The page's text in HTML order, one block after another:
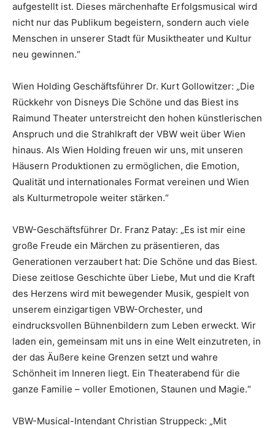
aufgestellt ist. Dieses märchenhafte Erfolgsmusical wird
nicht nur das Publikum begeistern, sondern auch viele
Menschen in unserer Stadt für Musiktheater und Kultur
neu gewinnen.“
Wien Holding Geschäftsführer Dr. Kurt Gollowitzer: „Die
Rückkehr von Disneys Die Schöne und das Biest ins
Raimund Theater unterstreicht den hohen künstlerischen
Anspruch und die Strahlkraft der VBW weit über Wien
hinaus. Als Wien Holding freuen wir uns, mit unseren
Häusern Produktionen zu ermöglichen, die Emotion,
Qualität und internationales Format vereinen und Wien
als Kulturmetropole weiter stärken.“
VBW-Geschäftsführer Dr. Franz Patay: „Es ist mir eine
große Freude ein Märchen zu präsentieren, das
Generationen verzaubert hat: Die Schöne und das Biest.
Diese zeitlose Geschichte über Liebe, Mut und die Kraft
des Herzens wird mit bewegender Musik, gespielt von
unserem einzigartigen VBW-Orchester, und
eindrucksvollen Bühnenbildern zum Leben erweckt. Wir
laden ein, gemeinsam mit uns in eine Welt einzutreten, in
der das Äußere keine Grenzen setzt und wahre
Schönheit im Inneren liegt. Ein Theaterabend für die
ganze Familie – voller Emotionen, Staunen und Magie.“
VBW-Musical-Intendant Christian Struppeck: „Mit